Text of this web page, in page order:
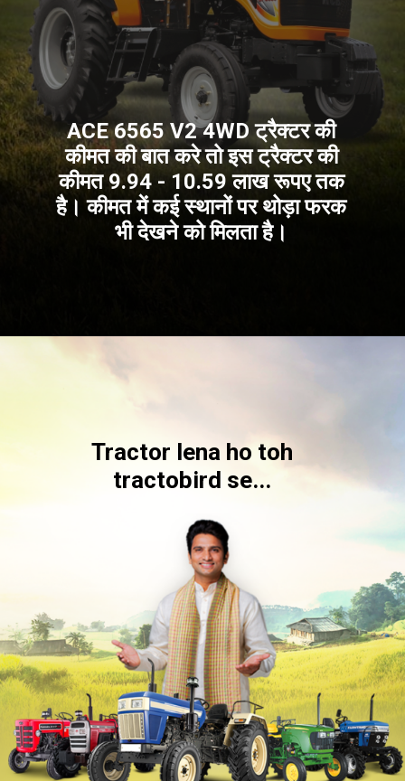
ACE 6565 V2 4WD ट्रैक्टर की
कीमत की बात करे तो इस ट्रैक्टर की
कीमत 9.94 - 10.59 लाख रूपए तक
है। कीमत में कई स्थानों पर थोड़ा फरक
भी देखने को मिलता है।
Tractor lena ho toh
tractobird se...